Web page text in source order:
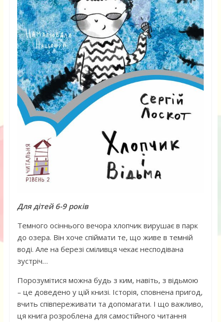
Для дітей 6-9 років
Темного осіннього вечора хлопчик вирушає в парк
до озера. Він хоче спіймати те, що живе в темній
воді. Але на березі сміливця чекає несподівана
зустріч…
Порозумітися можна будь з ким, навіть, з відьмою
– це доведено у цій книзі. Історія, сповнена пригод,
вчить співпереживати та допомагати. І що важливо,
ця книга розроблена для самостійного читання